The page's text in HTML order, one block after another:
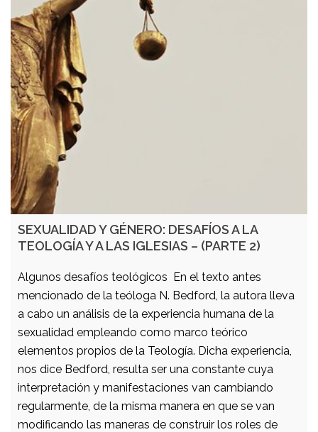
SEXUALIDAD Y GÉNERO: DESAFÍOS A LA
TEOLOGÍA Y A LAS IGLESIAS – (PARTE 2)
Algunos desafíos teológicos En el texto antes
mencionado de la teóloga N. Bedford, la autora lleva
a cabo un análisis de la experiencia humana de la
sexualidad empleando como marco teórico
elementos propios de la Teología. Dicha experiencia,
nos dice Bedford, resulta ser una constante cuya
interpretación y manifestaciones van cambiando
regularmente, de la misma manera en que se van
modificando las maneras de construir los roles de